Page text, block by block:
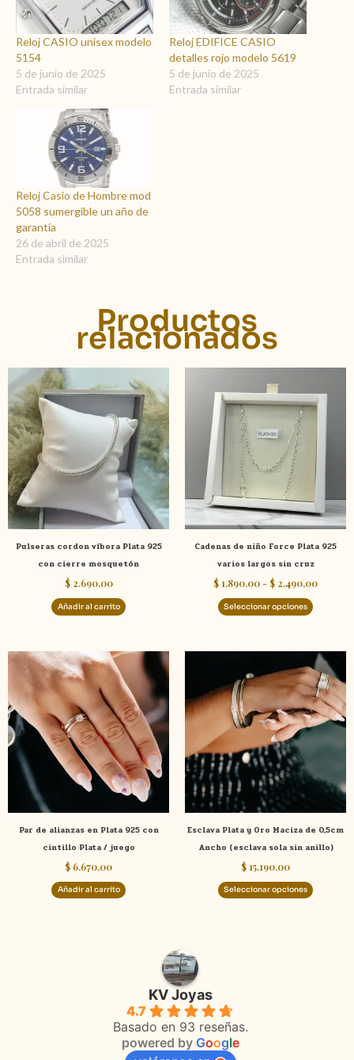
Reloj CASIO unisex modelo
5154
5 de junio de 2025
Entrada similar
Reloj EDIFICE CASIO
detalles rojo modelo 5619
5 de junio de 2025
Entrada similar
Reloj Casio de Hombre mod
5058 sumergible un año de
garantía
26 de abril de 2025
Entrada similar
Productos
relacionados
Pulseras cordon víbora Plata 925
con cierre mosquetón
$2.690,00
Añadir al carrito
Cadenas de niño Force Plata 925
varios largos sin cruz
$ 1.890,00- $ 2.490,00
precios:
Seleccionar opciones
tiene
Las
se
pueden
elegir
en
la
página
de
Par de alianzas en Plata 925 con
cintillo Plata / juego
$ 6.670,00
Añadir al carrito
Esclava Plata y Oro Maciza de 0,5cm
Ancho (esclava sola sin anillo)
$ 15.190,00
Seleccionar opciones
Este
tiene
Las
se
pueden
elegir
en
la
de
KV Joyas
4.7
Basado en 93 reseñas.
powered by Google